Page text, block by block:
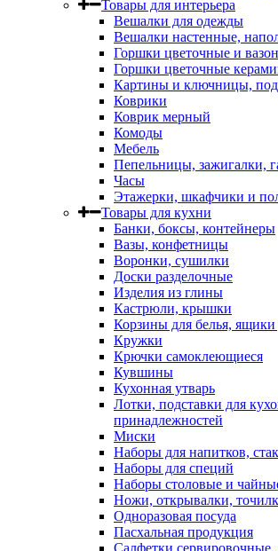
Товары для интерьера
Вешалки для одежды
Вешалки настенные,
Горшки цветочные и
Горшки цветочные
Картины и ключницы,
Коврики
Коврик мерный
Комоды
Мебель
Пепельницы, зажигалки,
Часы
Этажерки, шкафчики и
Товары для кухни
Банки, боксы, контейнеры
Вазы, конфетницы
Воронки, сушилки
Доски разделочные
Изделия из глины
Кастрюли, крышки
Корзины для белья, ящики
Кружки
Крючки самоклеющиеся
Кувшины
Кухонная утварь
Лотки, подставки для
принадлежностей
Миски
Наборы для напитков,
Наборы для специй
Наборы столовые и
Ножи, открывалки,
Одноразовая посуда
Пасхальная продукция
Салфетки сервировочные,